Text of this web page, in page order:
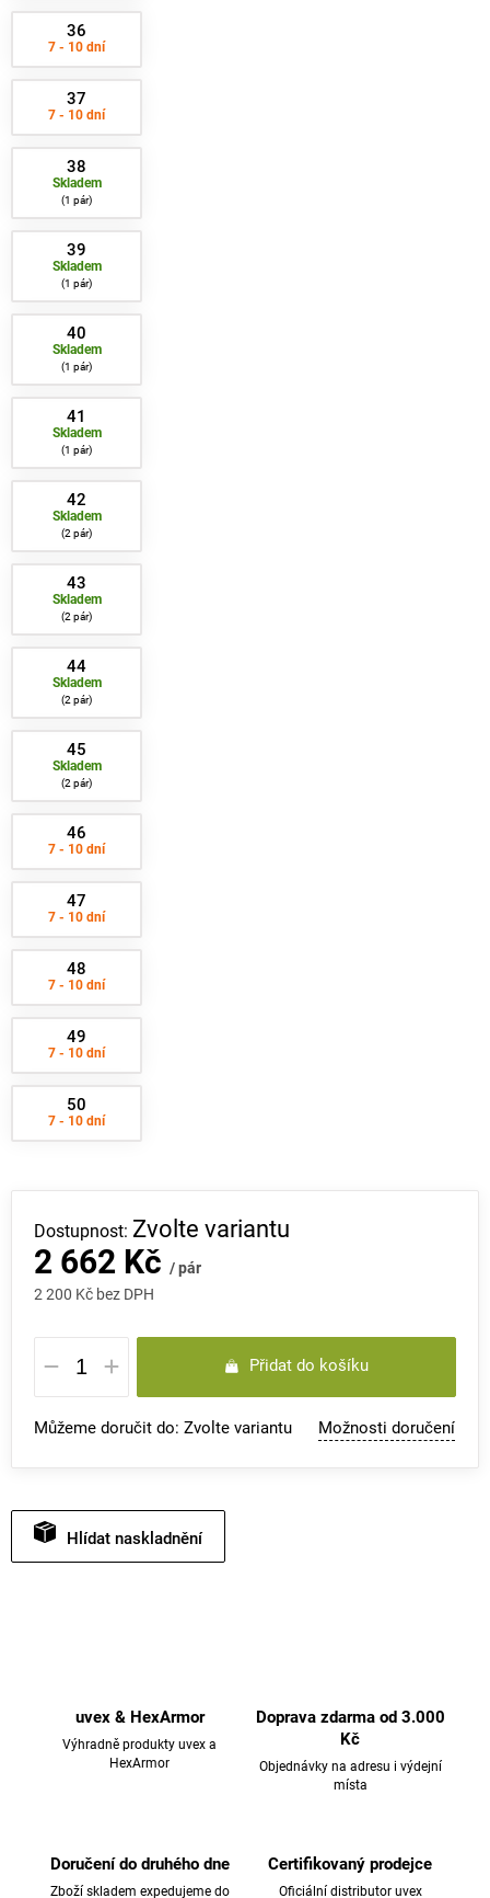
36
7 - 10 dní
37
7 - 10 dní
38
Skladem
1 pár
39
Skladem
1 pár
40
Skladem
1 pár
41
Skladem
1 pár
42
Skladem
2 pár
43
Skladem
2 pár
44
Skladem
2 pár
45
Skladem
2 pár
46
7 - 10 dní
47
7 - 10 dní
48
7 - 10 dní
49
7 - 10 dní
50
7 - 10 dní
2 662 Kč / pár
2 200 Kč bez DPH
Měrná
cena:
Zvolte variantu
Přidat do košíku
Můžeme doručit do: Zvolte variantu Možnosti doručení
Hlídat
uvex & HexArmor
Výhradně produkty uvex a
HexArmor
Doprava zdarma od 3.000
Kč
Objednávky na adresu i výdejní
místa
Doručení do druhého dne
Zboží skladem expedujeme do
Certifikovaný prodejce
Oficiální distributor uvex